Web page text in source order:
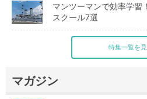
マンツーマンで効率学習
スクール7選
特集一覧を
マガジン